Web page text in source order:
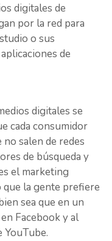
digitales de
por la red para
o sus
de
digitales se
cada consumidor
salen de redes
de búsqueda y
el marketing
que la gente prefiere
sea que en un
Facebook y al
YouTube.